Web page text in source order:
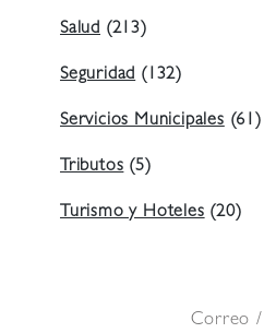
Salud (213)
Seguridad (132)
Servicios Municipales (61)
Tributos (5)
Turismo y Hoteles (20)
Correo